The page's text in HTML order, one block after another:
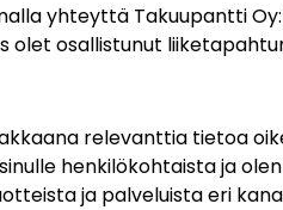
yhteyttä Takuupantti
olet osallistunut
relevanttia tietoa
henkilökohtaista ja
ja palveluista eri